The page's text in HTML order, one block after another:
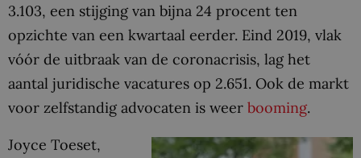
3.103, een stijging van bijna 24 procent ten
opzichte van een kwartaal eerder. Eind 2019, vlak
vóór de uitbraak van de coronacrisis, lag het
aantal juridische vacatures op 2.651. Ook de markt
voor zelfstandig advocaten is weer booming.
Joyce Toeset,